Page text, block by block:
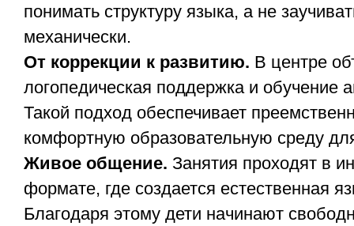
понимать структуру языка, а не
механически.
От коррекции к развитию. В центре
логопедическая поддержка и обучение
Такой подход обеспечивает
комфортную образовательную среду
Живое общение. Занятия проходят в
формате, где создается естественная
Благодаря этому дети начинают